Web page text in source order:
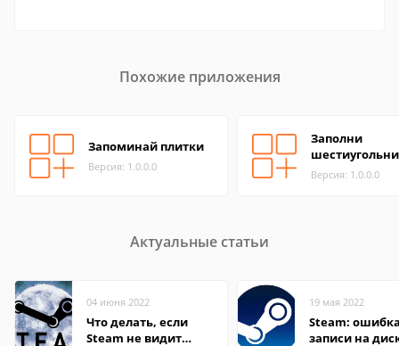
Похожие приложения
Запоминай плитки
Версия: 1.0.0.0
Заполни
Версия: 1.0.0.0
Актуальные статьи
04 июня 2022
Что делать, если
Steam не видит
19 мая 2022
Steam:
записи на